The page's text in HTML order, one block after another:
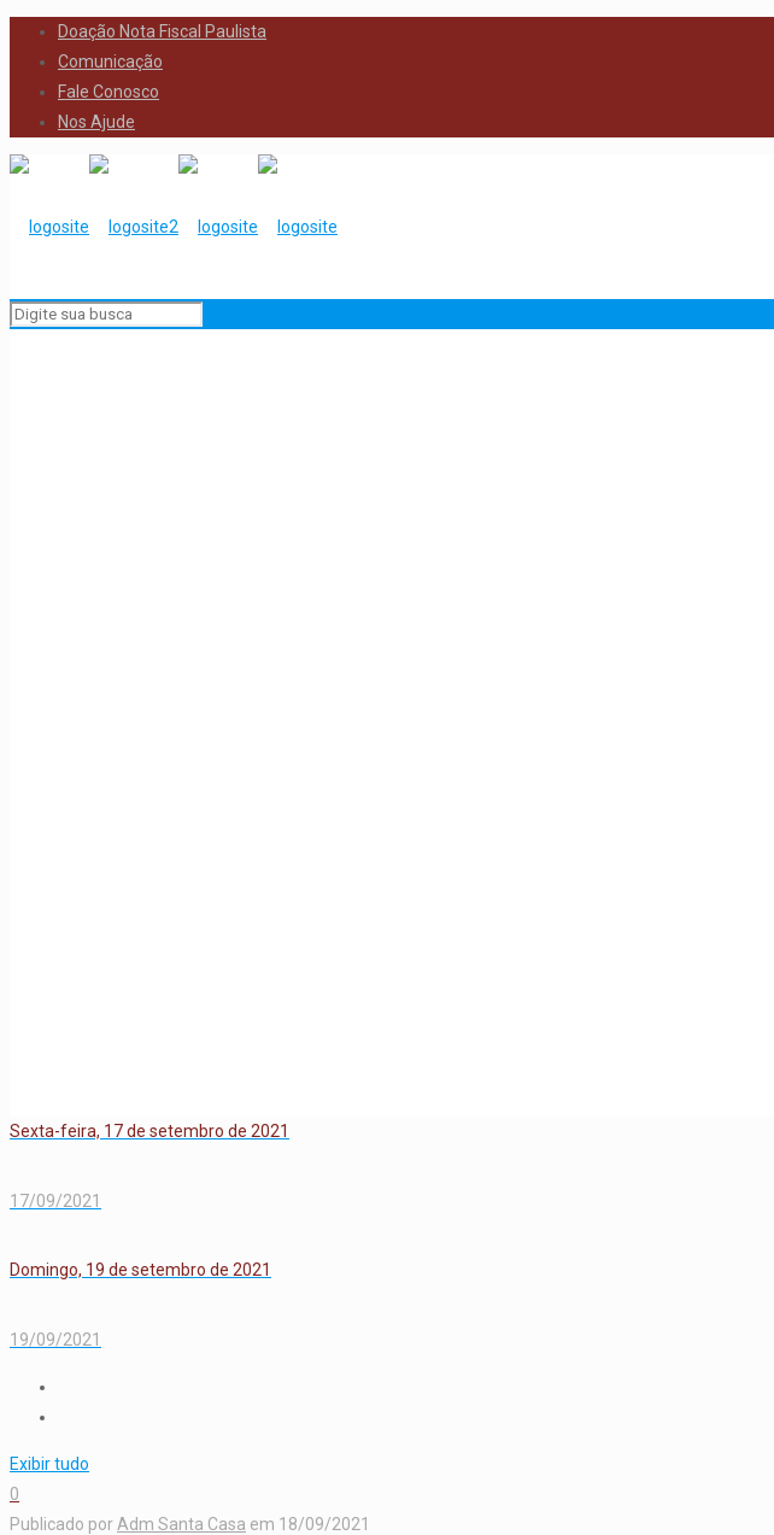
Doação Nota Fiscal Paulista
Comunicação
Fale Conosco
Nos Ajude
Sexta-feira, 17 de setembro de 2021
17/09/2021
Domingo, 19 de setembro de 2021
19/09/2021
Exibir tudo
0
Publicado por Adm Santa Casa em 18/09/2021